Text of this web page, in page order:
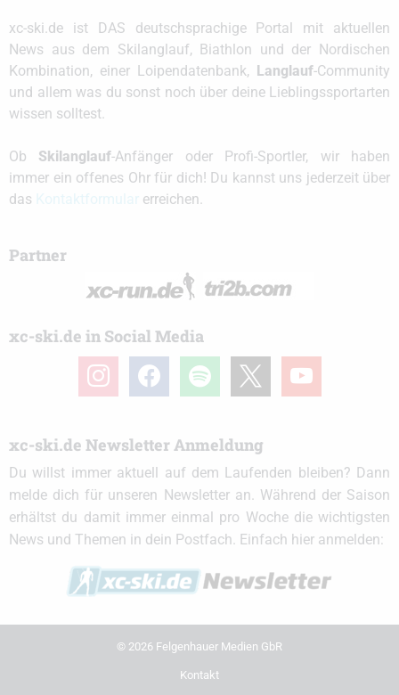
xc-ski.de ist DAS deutschsprachige Portal mit aktuellen
News aus dem Skilanglauf, Biathlon und der Nordischen
Kombination, einer Loipendatenbank, Langlauf-Community
und allem was du sonst noch über deine Lieblingssportarten
wissen solltest.
Ob Skilanglauf-Anfänger oder Profi-Sportler, wir haben
immer ein offenes Ohr für dich! Du kannst uns jederzeit über
das
erreichen.
Partner
xc-ski.de in Social Media
instagramfacebook spotify youtube
xc-ski.de Newsletter Anmeldung
Du willst immer aktuell auf dem Laufenden bleiben? Dann
melde dich für unseren Newsletter an. Während der Saison
erhältst du damit immer einmal pro Woche die wichtigsten
News und Themen in dein Postfach. Einfach hier anmelden:
© 2026 Felgenhauer Medien GbR
Kontakt